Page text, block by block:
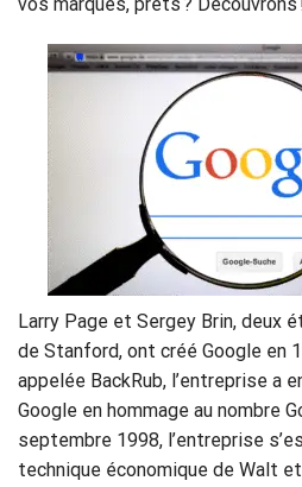
Larry Page et Sergey Brin, deux
de Stanford, ont créé Google en
appelée BackRub, l’entreprise a
Google en hommage au nombre
septembre 1998, l’entreprise
technique économique de Walt